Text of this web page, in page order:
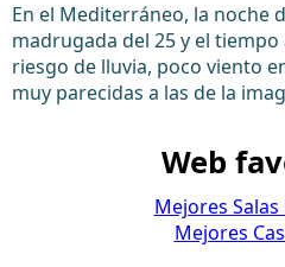
En el Mediterráneo, la noche
madrugada del 25 y el
riesgo de lluvia, poco viento
muy parecidas a las de la
Web
Mejores
Mejores